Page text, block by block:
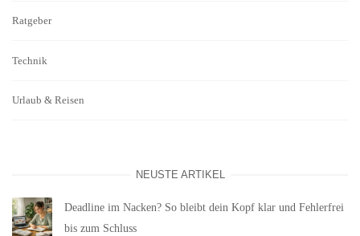
Ratgeber
Technik
Urlaub & Reisen
NEUSTE ARTIKEL
Deadline im Nacken? So bleibt dein Kopf klar und Fehlerfrei
bis zum Schluss